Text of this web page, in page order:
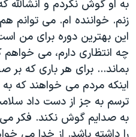
به او گوش نکردم و
زنم. خواننده ام. می توانم
این بهترین دوره برای من
چه انتظاری دارم، می
بماند... برای هر باری که بر
اینکه مردم می خواهند که
ترسم به جز از دست داد
به صدایم گوش نکند. فکر